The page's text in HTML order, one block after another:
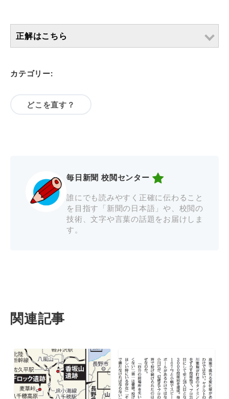
正解はこちら
カテゴリー:
どこを直す？
毎日新聞 校閲センター
誰にでも読みやすく正確に伝わること
を目指す「新聞の日本語」や、校閲の
技術、文字や言葉の話題をお届けしま
す。
関連記事